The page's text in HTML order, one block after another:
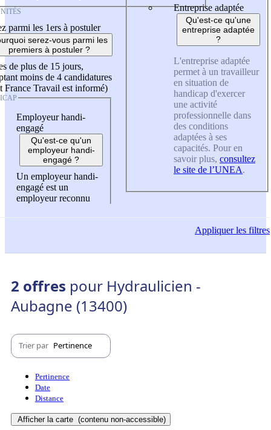
parmi les 1ers à postuler
serez-vous parmi les
premiers à postuler ?
de plus de 15 jours,
moins de 4 candidatures
France Travail est informé)
Employeur handi-
engagé
Qu'est-ce qu'un
employeur handi-
engagé ?
Un employeur handi-
engagé est un
employeur reconnu
Entreprise adaptée
Qu'est-ce qu'une
entreprise adaptée
?
L'entreprise adaptée
permet à un travailleur
en situation de
handicap d'exercer
une activité
professionnelle dans
des conditions
adaptées à ses
capacités. Pour en
savoir plus, consultez
le site de l’UNEA.
Appliquerles filtres
2 offres pour Hydraulicien -
Aubagne (13400)
Trier par Pertinence
Pertinence
Date
Distance
Afficher la carte (contenu non-accessible)